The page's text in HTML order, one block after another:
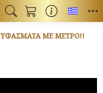
ΥΦΆΣΜΑΤΑ ΜΕ ΜΈΤΡΟ!!